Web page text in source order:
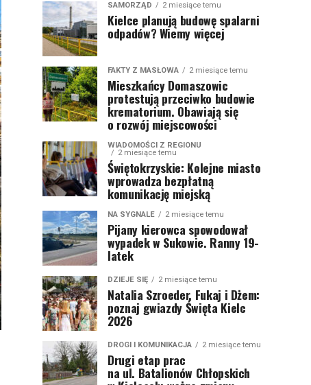
SAMORZĄD 2 miesiące temu
Kielce planują budowę spalarni
odpadów? Wiemy więcej
FAKTY Z MASŁOWA 2 miesiące temu
Mieszkańcy Domaszowic
protestują przeciwko budowie
krematorium. Obawiają się
o rozwój miejscowości
WIADOMOŚCI Z REGIONU
2 miesiące temu
Świętokrzyskie: Kolejne miasto
wprowadza bezpłatną
komunikację miejską
NA SYGNALE 2 miesiące temu
Pijany kierowca spowodował
wypadek w Sukowie. Ranny 19-
latek
DZIEJE SIĘ 2 miesiące temu
Natalia Szroeder, Fukaj i Dżem:
poznaj gwiazdy Święta Kielc
2026
DROGI I KOMUNIKACJA 2 miesiące temu
Drugi etap prac
na ul. Batalionów Chłopskich